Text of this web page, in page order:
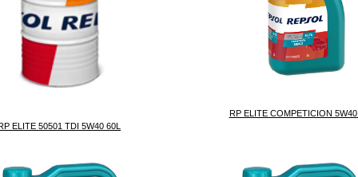
ELITE 50501 TDI 5W40 60L
RP ELITE COMPETICION 5W40